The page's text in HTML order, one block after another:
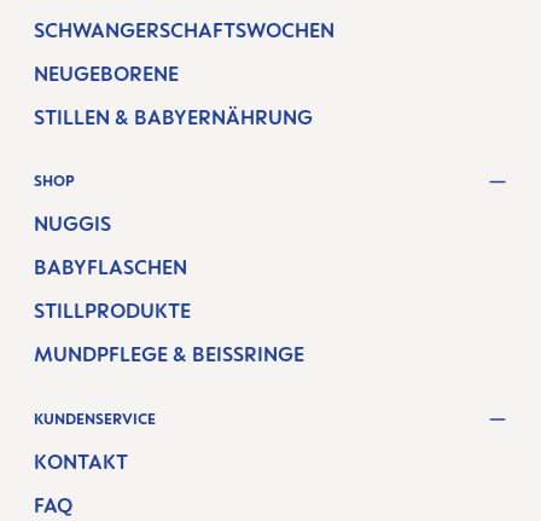
SCHWANGERSCHAFTSWOCHEN
NEUGEBORENE
STILLEN & BABYERNÄHRUNG
SHOP
NUGGIS
BABYFLASCHEN
STILLPRODUKTE
MUNDPFLEGE & BEISSRINGE
KUNDENSERVICE
KONTAKT
FAQ